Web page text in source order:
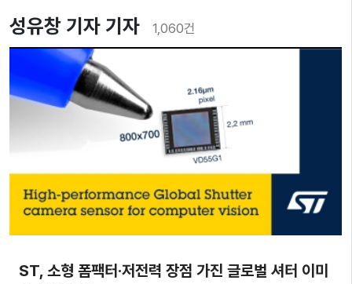
성유창 기자 기자 1,060건
ST, 소형 폼팩터·저전력 장점 가진 글로벌 셔터 이미